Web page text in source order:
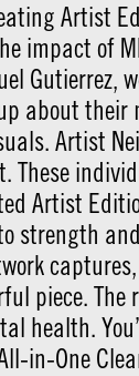
impact of
Gutierrez,
about
Artist
Artist
strength
piece.
health.
in-One